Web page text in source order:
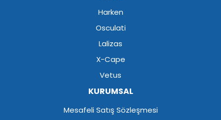
Harken
Osculati
Lalizas
X-Cape
Vetus
KURUMSAL
Mesafeli Satış Sözleşmesi